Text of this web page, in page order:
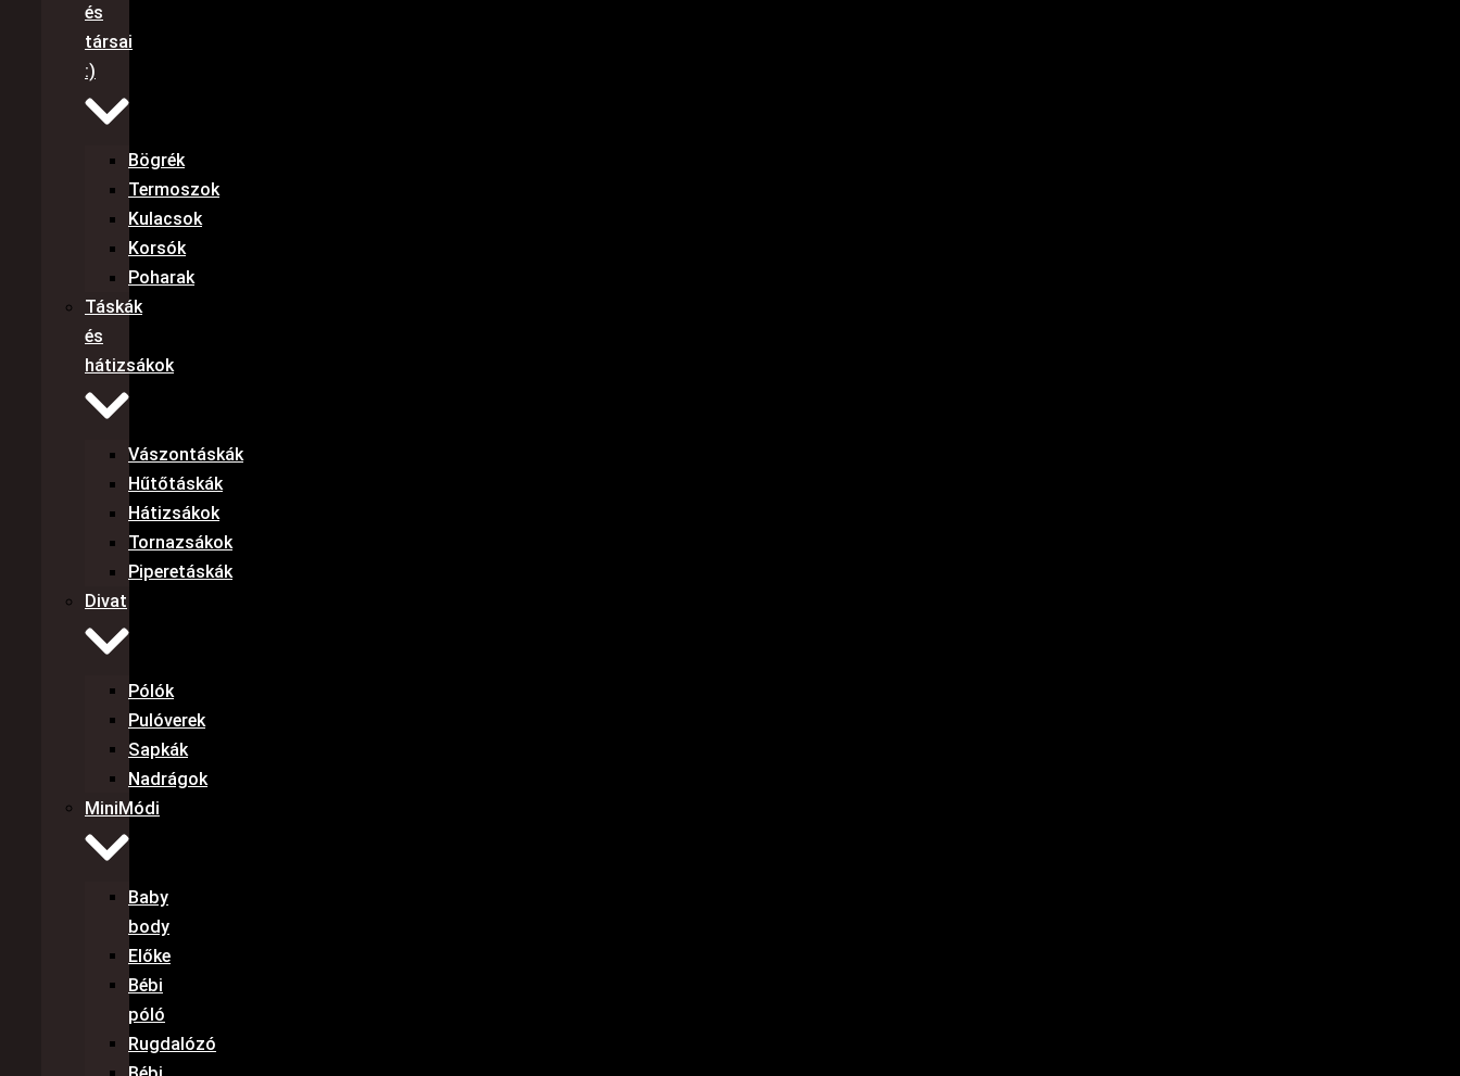
és
társai
:)
Bögrék
Termoszok
Kulacsok
Korsók
Poharak
Táskák
és
hátizsákok
Vászontáskák
Hűtőtáskák
Hátizsákok
Tornazsákok
Piperetáskák
Divat
Pólók
Pulóverek
Sapkák
Nadrágok
MiniMódi
Baby
body
Előke
Bébi
póló
Rugdalózó